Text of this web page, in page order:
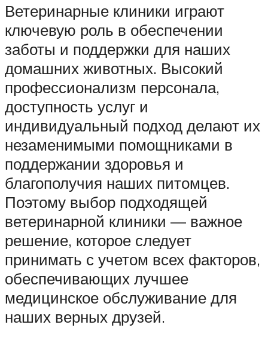
Ветеринарные клиники играют
ключевую роль в обеспечении
заботы и поддержки для наших
домашних животных. Высокий
профессионализм персонала,
доступность услуг и
индивидуальный подход делают их
незаменимыми помощниками в
поддержании здоровья и
благополучия наших питомцев.
Поэтому выбор подходящей
ветеринарной клиники — важное
решение, которое следует
принимать с учетом всех факторов,
обеспечивающих лучшее
медицинское обслуживание для
наших верных друзей.